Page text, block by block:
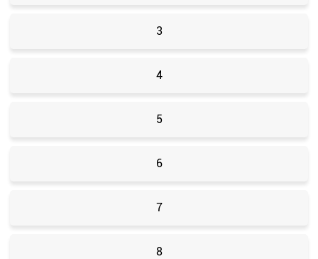
3
4
5
6
7
8